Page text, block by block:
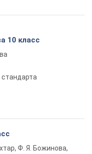
10 класс
Ф. Я. Божинова,